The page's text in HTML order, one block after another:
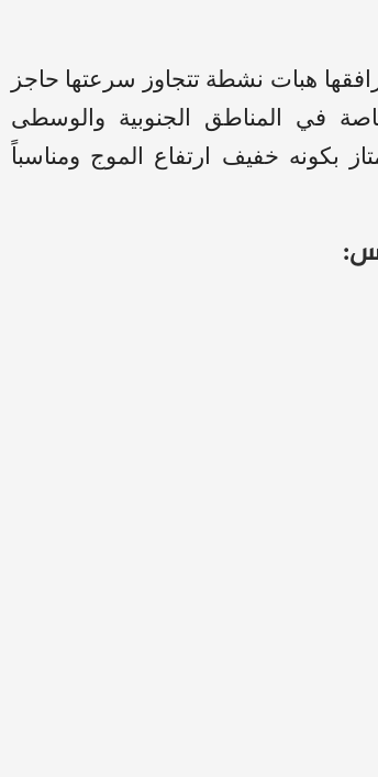
هبات نشطة تتجاوز سرعتها حاجز
في المناطق الجنوبية والوسطى
بكونه خفيف ارتفاع الموج ومناسباً